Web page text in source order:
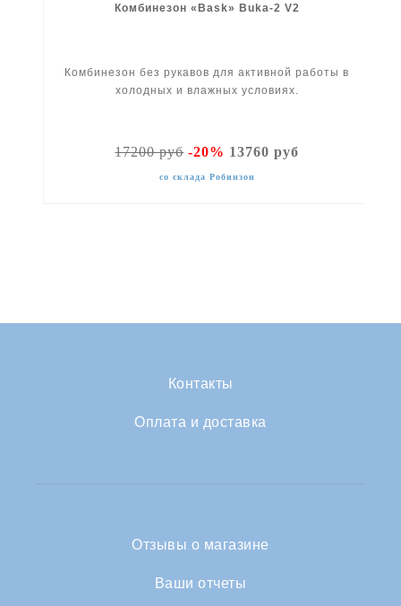
Комбинезон «Bask» Buka-2 V2
Комбинезон без рукавов для активной работы в
холодных и влажных условиях.
17200 руб-20% 13760 руб
со склада Робинзон
Контакты
Оплата и доставка
Отзывы о магазине
Ваши отчеты